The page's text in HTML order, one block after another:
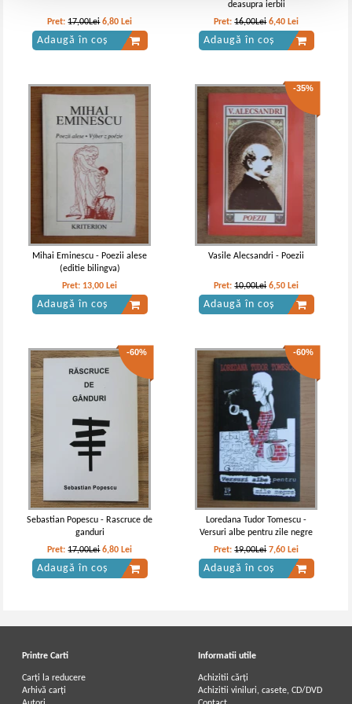
Pret:17,00Lei 6,80 Lei
Adaugă în coș
deasupra ierbii
Pret:16,00Lei 6,40 Lei
Adaugă în coș
Mihai Eminescu - Poezii alese
(editie bilingva)
Pret: 13,00 Lei
Adaugă în coș
-35%
Vasile Alecsandri - Poezii
Pret:10,00Lei 6,50 Lei
Adaugă în coș
-60%
Sebastian Popescu - Rascruce de
ganduri
Pret:17,00Lei 6,80 Lei
Adaugă în coș
-60%
Loredana Tudor Tomescu -
Versuri albe pentru zile negre
Pret:19,00Lei 7,60 Lei
Adaugă în coș
Printre Carti
Carți la reducere
Arhivă carți
Informatii utile
Achizitii cărți
Achizitii viniluri, casete, CD/DVD